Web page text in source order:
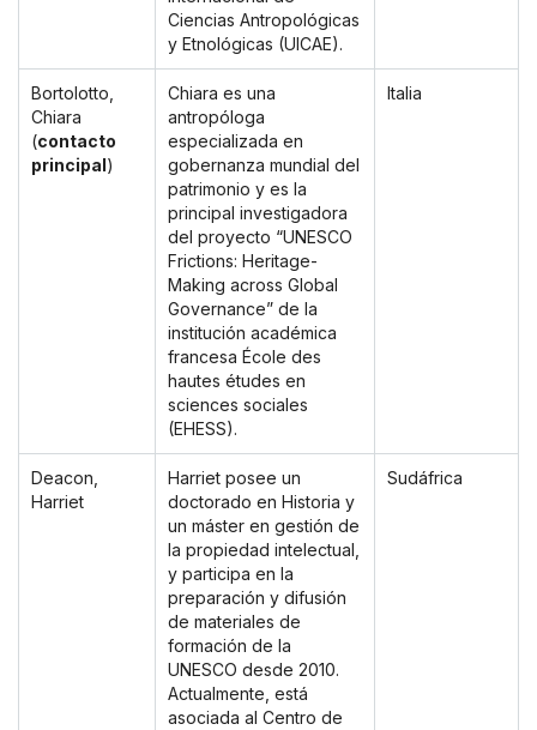
Ciencias Antropológicas
y Etnológicas (UICAE).
Bortolotto,
Chiara
(contacto
principal)
Chiara es una
antropóloga
especializada en
gobernanza mundial del
patrimonio y es la
principal investigadora
del proyecto “UNESCO
Frictions: Heritage-
Making across Global
Governance” de la
institución académica
francesa École des
hautes études en
sciences sociales
(EHESS).
Italia
Deacon,
Harriet
Harriet posee un
doctorado en Historia y
un máster en gestión de
la propiedad intelectual,
y participa en la
preparación y difusión
de materiales de
formación de la
UNESCO desde 2010.
Actualmente, está
asociada al Centro de
Sudáfrica